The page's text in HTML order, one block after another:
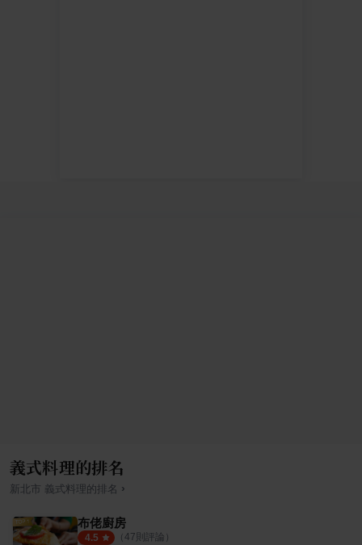
義式料理的排名
新北市 義式料理的排名 ›
布佬廚房
4.5 （ 47則評論）